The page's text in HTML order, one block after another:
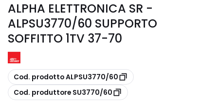
ALPHA ELETTRONICA SR -
ALPSU3770/60 SUPPORTO
SOFFITTO 1TV 37-70
copia
Cod. prodotto ALPSU3770/60
copia
Cod. produttore SU3770/60